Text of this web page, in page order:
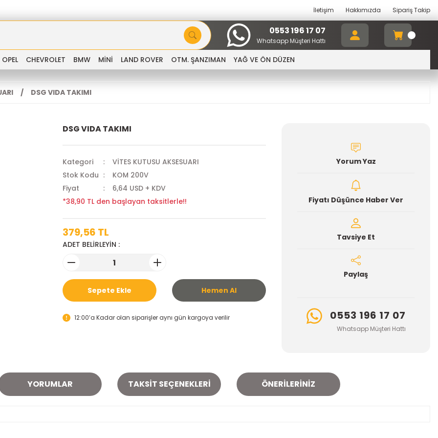
İletişim Hakkımızda Sipariş Takip
0553 196 17 07
Whatsapp Müşteri Hattı
OPEL CHEVROLET BMW MİNİ LAND ROVER OTM. ŞANZIMAN YAĞ VE ÖN DÜZEN
DSG VIDA TAKIMI
DSG VIDA TAKIMI
Kategori
VİTES KUTUSU AKSESUARI
Stok Kodu
KOM 200V
Fiyat
6,64 USD + KDV
*38,90 TL den başlayan taksitlerle!!
379,56 TL
ADET BELİRLEYİN :
Sepete Ekle Hemen Al
12:00’a Kadar olan siparişler aynı gün kargoya verilir
Yorum Yaz
Fiyatı Düşünce Haber Ver
Tavsiye Et
Paylaş
0553 196 17 07
Whatsapp Müşteri Hattı
YORUMLAR TAKSIT SEÇENEKLERI ÖNERILERINIZ